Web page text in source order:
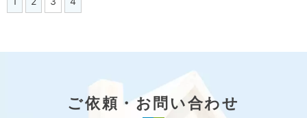
ご依頼・お問い合わせ